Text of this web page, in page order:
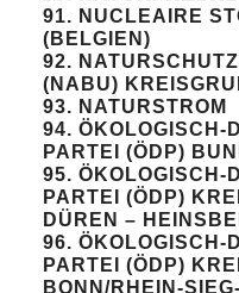
91. NUCLEAIRE
(BELGIEN)
92.
(NABU)
93. NATURSTROM
94. ÖKOLOGISCH-
PARTEI (ÖDP)
95. ÖKOLOGISCH-
PARTEI (ÖDP)
DÜREN –
96. ÖKOLOGISCH-
PARTEI (ÖDP)
BONN/RHEIN-